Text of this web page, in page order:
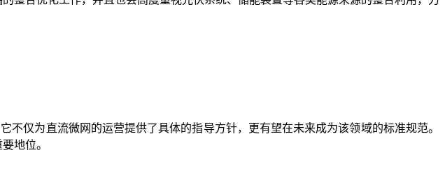
仅为直流微网的运营提供了具体的指导方针，更有望在未来成为该领域的标准规范。
地位。